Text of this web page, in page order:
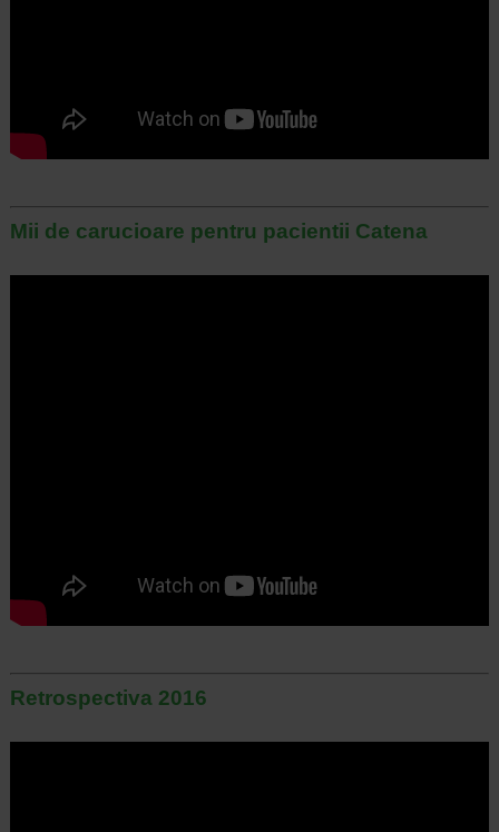
Mii de carucioare pentru pacientii Catena
Retrospectiva 2016